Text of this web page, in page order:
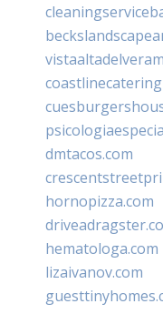
dmtacos.com
hornopizza.com
hematologa.com
lizaivanov.com